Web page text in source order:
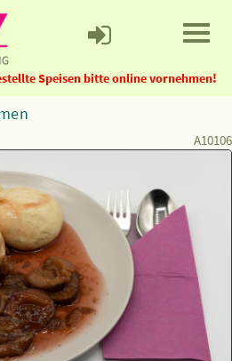
Speisen bitte online vornehmen!
A10106